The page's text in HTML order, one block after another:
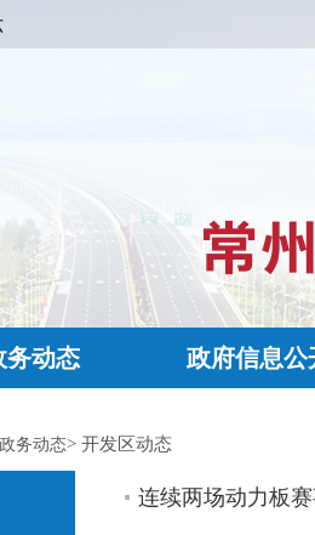
务动态 政府信息公
政务动态> 开发区动态
连续两场动力板